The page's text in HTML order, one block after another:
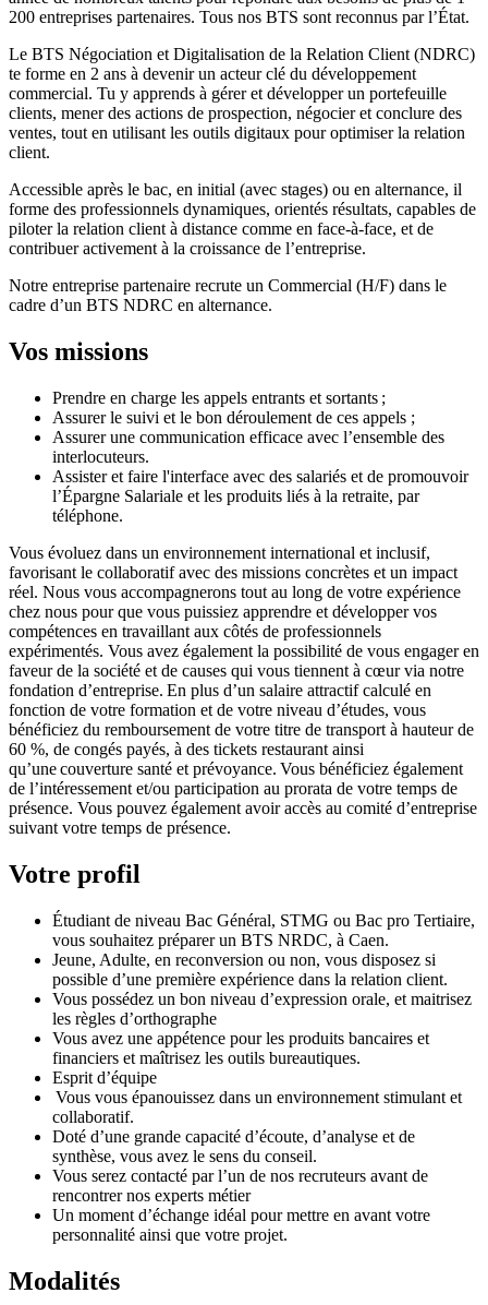
200 entreprises partenaires. Tous nos BTS sont reconnus par l’État.
Le BTS Négociation et Digitalisation de la Relation Client (NDRC)
te forme en 2 ans à devenir un acteur clé du développement
commercial. Tu y apprends à gérer et développer un portefeuille
clients, mener des actions de prospection, négocier et conclure des
ventes, tout en utilisant les outils digitaux pour optimiser la relation
client.
Accessible après le bac, en initial (avec stages) ou en alternance, il
forme des professionnels dynamiques, orientés résultats, capables de
piloter la relation client à distance comme en face-à-face, et de
contribuer activement à la croissance de l’entreprise.
Notre entreprise partenaire recrute un Commercial (H/F) dans le
cadre d’un BTS NDRC en alternance.
Vos missions
Prendre en charge les appels entrants et sortants ;
Assurer le suivi et le bon déroulement de ces appels ;
Assurer une communication efficace avec l’ensemble des
interlocuteurs.
Assister et faire l'interface avec des salariés et de promouvoir
l’Épargne Salariale et les produits liés à la retraite, par
téléphone.
Vous évoluez dans un environnement international et inclusif,
favorisant le collaboratif avec des missions concrètes et un impact
réel. Nous vous accompagnerons tout au long de votre expérience
chez nous pour que vous puissiez apprendre et développer vos
compétences en travaillant aux côtés de professionnels
expérimentés. Vous avez également la possibilité de vous engager en
faveur de la société et de causes qui vous tiennent à cœur via notre
fondation d’entreprise. En plus d’un salaire attractif calculé en
fonction de votre formation et de votre niveau d’études, vous
bénéficiez du remboursement de votre titre de transport à hauteur de
60 %, de congés payés, à des tickets restaurant ainsi
qu’une couverture santé et prévoyance. Vous bénéficiez également
de l’intéressement et/ou participation au prorata de votre temps de
présence. Vous pouvez également avoir accès au comité d’entreprise
suivant votre temps de présence.
Votre profil
Étudiant de niveau Bac Général, STMG ou Bac pro Tertiaire,
vous souhaitez préparer un BTS NRDC, à Caen.
Jeune, Adulte, en reconversion ou non, vous disposez si
possible d’une première expérience dans la relation client.
Vous possédez un bon niveau d’expression orale, et maitrisez
les règles d’orthographe
Vous avez une appétence pour les produits bancaires et
financiers et maîtrisez les outils bureautiques.
Esprit d’équipe
Vous vous épanouissez dans un environnement stimulant et
collaboratif.
Doté d’une grande capacité d’écoute, d’analyse et de
synthèse, vous avez le sens du conseil.
Vous serez contacté par l’un de nos recruteurs avant de
rencontrer nos experts métier
Un moment d’échange idéal pour mettre en avant votre
personnalité ainsi que votre projet.
Modalités